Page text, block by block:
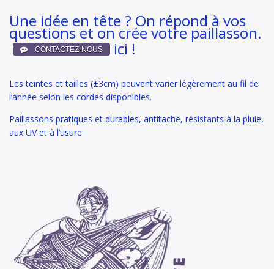
Une idée en tête ? On répond à vos
questions et on crée votre paillasson.
ici !
Les teintes et tailles (±3cm) peuvent varier légèrement au fil de
l’année selon les cordes disponibles.
Paillassons pratiques et durables, antitache, résistants à la pluie,
aux UV et à l’usure.